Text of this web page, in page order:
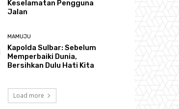
Keselamatan Pengguna
Jalan
MAMUJU
Kapolda Sulbar: Sebelum
Memperbaiki Dunia,
Bersihkan Dulu Hati Kita
Load more